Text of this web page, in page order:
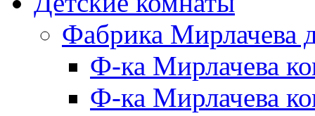
Фабрика Мирлачева
Ф-ка Мирлачева
Ф-ка Мирлачева